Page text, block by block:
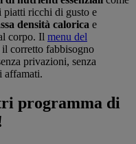
piatti ricchi di gusto e
densità calorica e
corpo. Il menu del
corretto fabbisogno
privazioni, senza
affamati.
programma di